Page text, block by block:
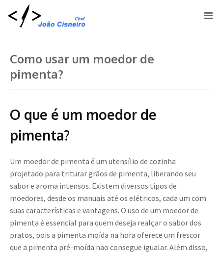
Como usar um moedor de
pimenta?
O que é um moedor de
pimenta?
Um moedor de pimenta é um utensílio de cozinha
projetado para triturar grãos de pimenta, liberando seu
sabor e aroma intensos. Existem diversos tipos de
moedores, desde os manuais até os elétricos, cada um com
suas características e vantagens. O uso de um moedor de
pimenta é essencial para quem deseja realçar o sabor dos
pratos, pois a pimenta moída na hora oferece um frescor
que a pimenta pré-moída não consegue igualar. Além disso,